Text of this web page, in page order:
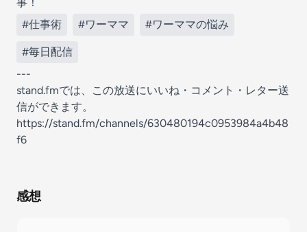
#仕事術
#ワーママ #ワーママの悩み
#毎日配信
---
stand.fmでは、この放送にいいね・コメント・レター送
信ができます。
https://stand.fm/channels/630480194c0953984a4b48
f6
感想